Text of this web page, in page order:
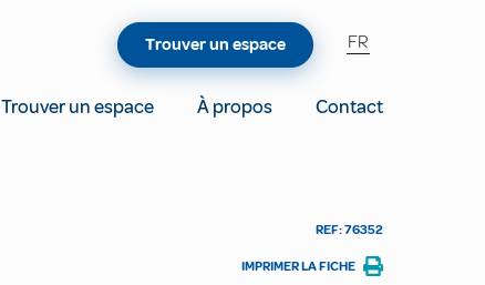
Trouver un espace À propos
Contact
Trouver un espace FR
REF: 76352
IMPRIMER LA FICHE